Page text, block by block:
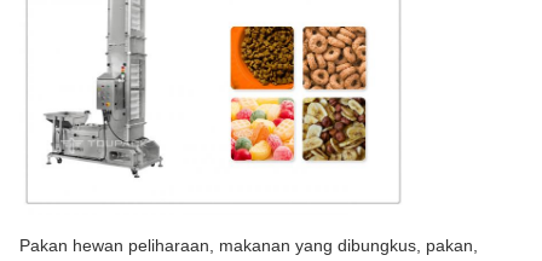
Pakan hewan peliharaan, makanan yang dibungkus, pakan,